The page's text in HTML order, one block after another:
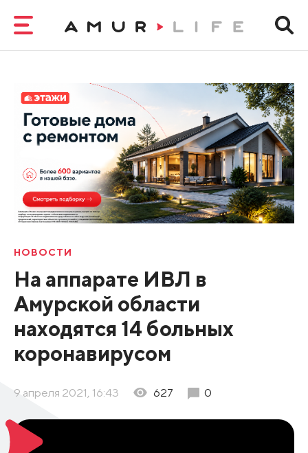
НОВОСТИ
На аппарате ИВЛ в
Амурской области
находятся 14 больных
коронавирусом
9 апреля 2021, 16:43 627 0